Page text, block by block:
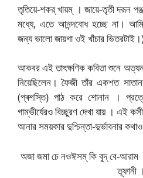
তৃতিয়ে-শকর্ খায়ম্ । জায়ে-তৃতী দরূন
মধ্যে, এতে আনন্দবোধ হচ্ছে না। আমি
জন্য ভালো জায়গা ওই খাঁচার
আকবর এই তাৎক্ষণিক কবিতা শুনে
নিয়েছিলেন। ফৈজী তাঁর একশত
(প্ৰশস্তি) পাঠ করে শোনান ।
গাম্ভীর্যেরও বিচ্ছুরণ দেখা যায় । এই
আনার সময়কার দুশ্চিন্তা-দুর্ভাবনার
অজা জমা চে নওঈসম্ কি বুদ্ বে-
তূফানী ।